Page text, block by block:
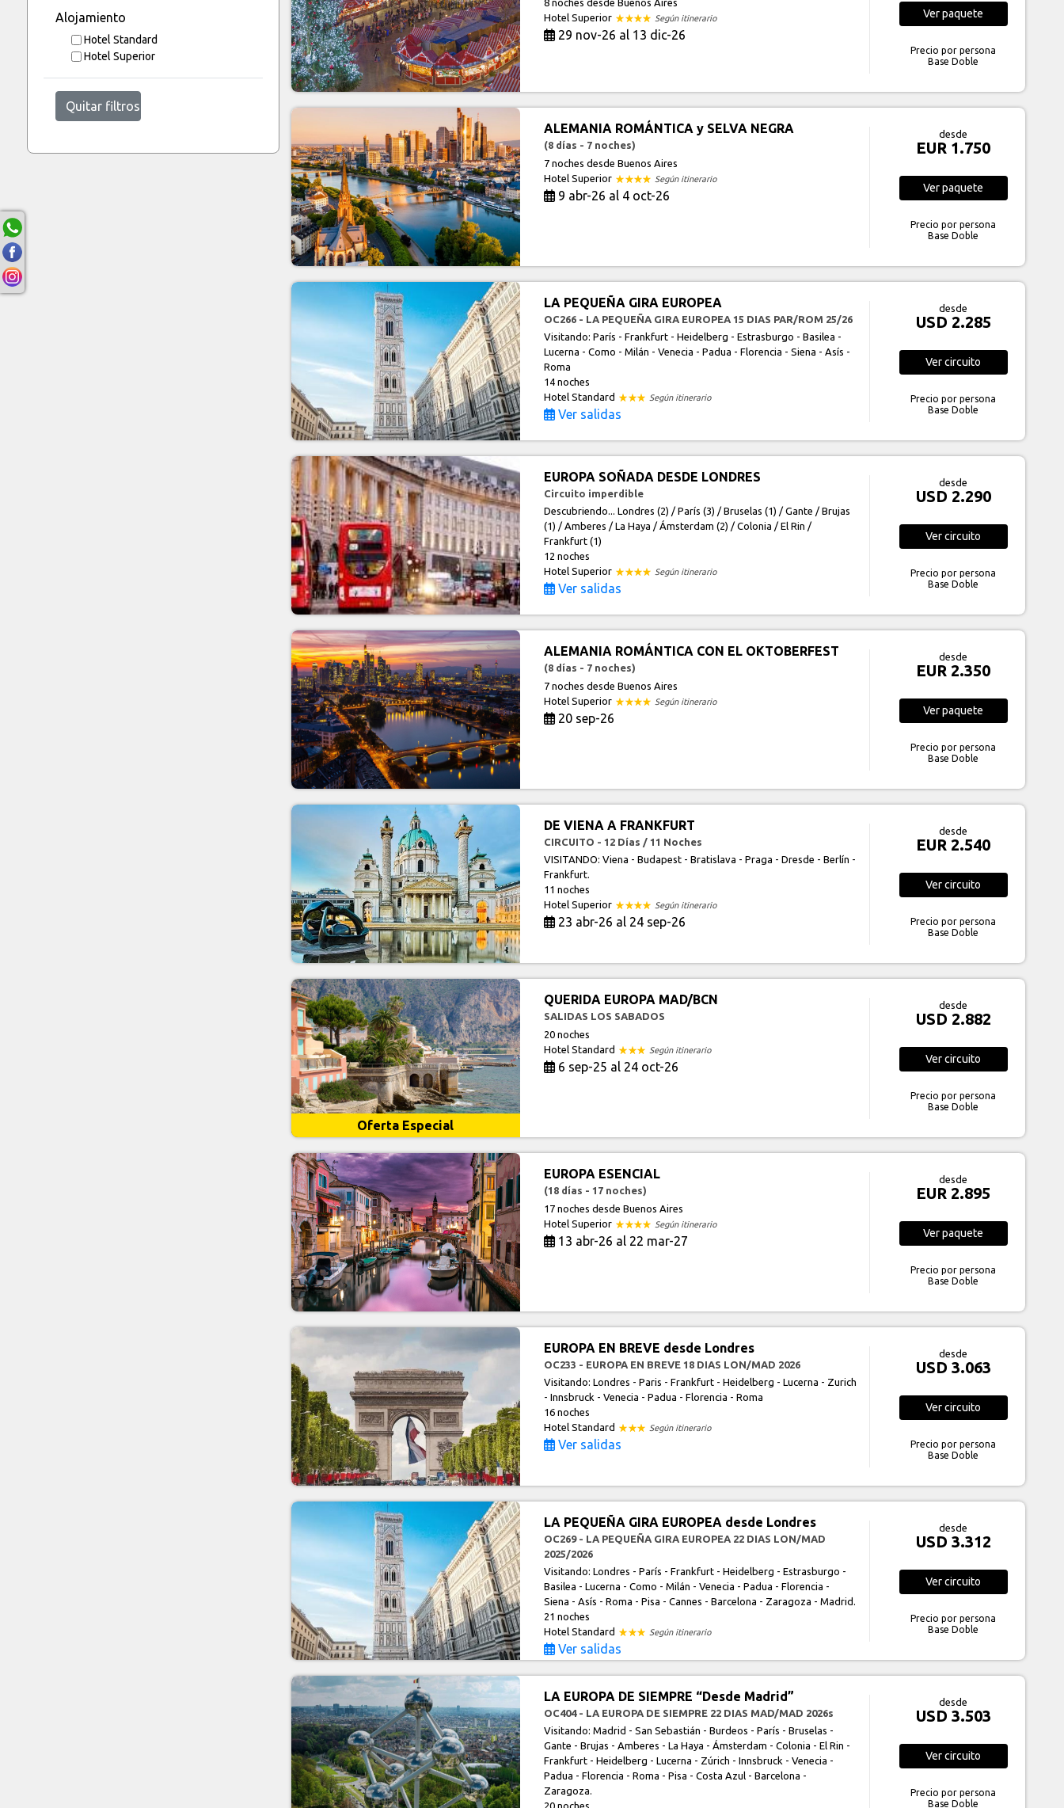
Alojamiento
Hotel Standard
Hotel Superior
Quitar filtros
Hotel Superior
Según itinerario
29 nov-26 al 13 dic-26
Verpaquete
Precio por persona
Base Doble
ALEMANIA ROMÁNTICA y SELVA NEGRA
(8 días - 7 noches)
7 noches desde Buenos Aires
Hotel Superior
Según itinerario
9 abr-26 al 4 oct-26
desde
EUR 1.750
Verpaquete
Precio por persona
Base Doble
LA PEQUEÑA GIRA EUROPEA
OC266 - LA PEQUEÑA GIRA EUROPEA 15 DIAS PAR/ROM 25/26
Visitando: París - Frankfurt - Heidelberg - Estrasburgo - Basilea -
Lucerna - Como - Milán - Venecia - Padua - Florencia - Siena - Asís -
Roma
14 noches
Hotel Standard
Según itinerario
Ver salidas
desde
USD 2.285
Vercircuito
Precio por persona
Base Doble
EUROPA SOÑADA DESDE LONDRES
Circuito imperdible
Descubriendo... Londres (2) / París (3) / Bruselas (1) / Gante / Brujas
(1) / Amberes / La Haya / Ámsterdam (2) / Colonia / El Rin /
Frankfurt (1)
12 noches
Hotel Superior
Según itinerario
Ver salidas
desde
USD 2.290
Vercircuito
Precio por persona
Base Doble
ALEMANIA ROMÁNTICA CON EL OKTOBERFEST
(8 días - 7 noches)
7 noches desde Buenos Aires
Hotel Superior
Según itinerario
20 sep-26
desde
EUR 2.350
Verpaquete
Precio por persona
Base Doble
DE VIENA A FRANKFURT
CIRCUITO - 12 Días / 11 Noches
VISITANDO: Viena - Budapest - Bratislava - Praga - Dresde - Berlín -
Frankfurt.
11 noches
Hotel Superior
Según itinerario
23 abr-26 al 24 sep-26
desde
EUR 2.540
Vercircuito
Precio por persona
Base Doble
Oferta Especial
QUERIDA EUROPA MAD/BCN
SALIDAS LOS SABADOS
20 noches
Hotel Standard
Según itinerario
6 sep-25 al 24 oct-26
desde
USD 2.882
Vercircuito
Precio por persona
Base Doble
EUROPA ESENCIAL
(18 días - 17 noches)
17 noches desde Buenos Aires
Hotel Superior
Según itinerario
13 abr-26 al 22 mar-27
desde
EUR 2.895
Verpaquete
Precio por persona
Base Doble
EUROPA EN BREVE desde Londres
OC233 - EUROPA EN BREVE 18 DIAS LON/MAD 2026
Visitando: Londres - Paris - Frankfurt - Heidelberg - Lucerna - Zurich
- Innsbruck - Venecia - Padua - Florencia - Roma
16 noches
Hotel Standard
Según itinerario
Ver salidas
desde
USD 3.063
Vercircuito
Precio por persona
Base Doble
LA PEQUEÑA GIRA EUROPEA desde Londres
OC269 - LA PEQUEÑA GIRA EUROPEA 22 DIAS LON/MAD
2025/2026
Visitando: Londres - París - Frankfurt - Heidelberg - Estrasburgo -
Basilea - Lucerna - Como - Milán - Venecia - Padua - Florencia -
Siena - Asís - Roma - Pisa - Cannes - Barcelona - Zaragoza - Madrid.
21 noches
Hotel Standard
Según itinerario
Ver salidas
desde
USD 3.312
Vercircuito
Precio por persona
Base Doble
LA EUROPA DE SIEMPRE “Desde Madrid”
OC404 - LA EUROPA DE SIEMPRE 22 DIAS MAD/MAD 2026s
Visitando: Madrid - San Sebastián - Burdeos - París - Bruselas -
Gante - Brujas - Amberes - La Haya - Ámsterdam - Colonia - El Rin -
Frankfurt - Heidelberg - Lucerna - Zúrich - Innsbruck - Venecia -
Padua - Florencia - Roma - Pisa - Costa Azul - Barcelona -
Zaragoza.
20 noches
desde
USD 3.503
Vercircuito
Precio por persona
Base Doble